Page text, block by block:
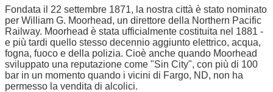
Fondata il 22 settembre 1871, la nostra città è stato nominato
per William G. Moorhead, un direttore della Northern Pacific
Railway. Moorhead è stata ufficialmente costituita nel 1881 -
e più tardi quello stesso decennio aggiunto elettrico, acqua,
fogna, fuoco e della polizia. Cioè anche quando Moorhead
sviluppato una reputazione come "Sin City", con più di 100
bar in un momento quando i vicini di Fargo, ND, non ha
permesso la vendita di alcolici.